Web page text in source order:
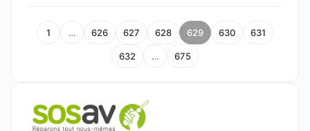
1 … 626 627 628 629 630 631
632 … 675